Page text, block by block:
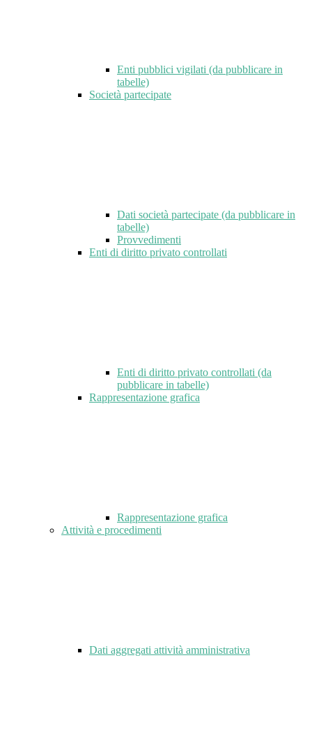
Enti pubblici vigilati (da pubblicare in
tabelle)
Società partecipate
Dati società partecipate (da pubblicare in
tabelle)
Provvedimenti
Enti di diritto privato controllati
Enti di diritto privato controllati (da
pubblicare in tabelle)
Rappresentazione grafica
Rappresentazione grafica
Attività e procedimenti
Dati aggregati attività amministrativa